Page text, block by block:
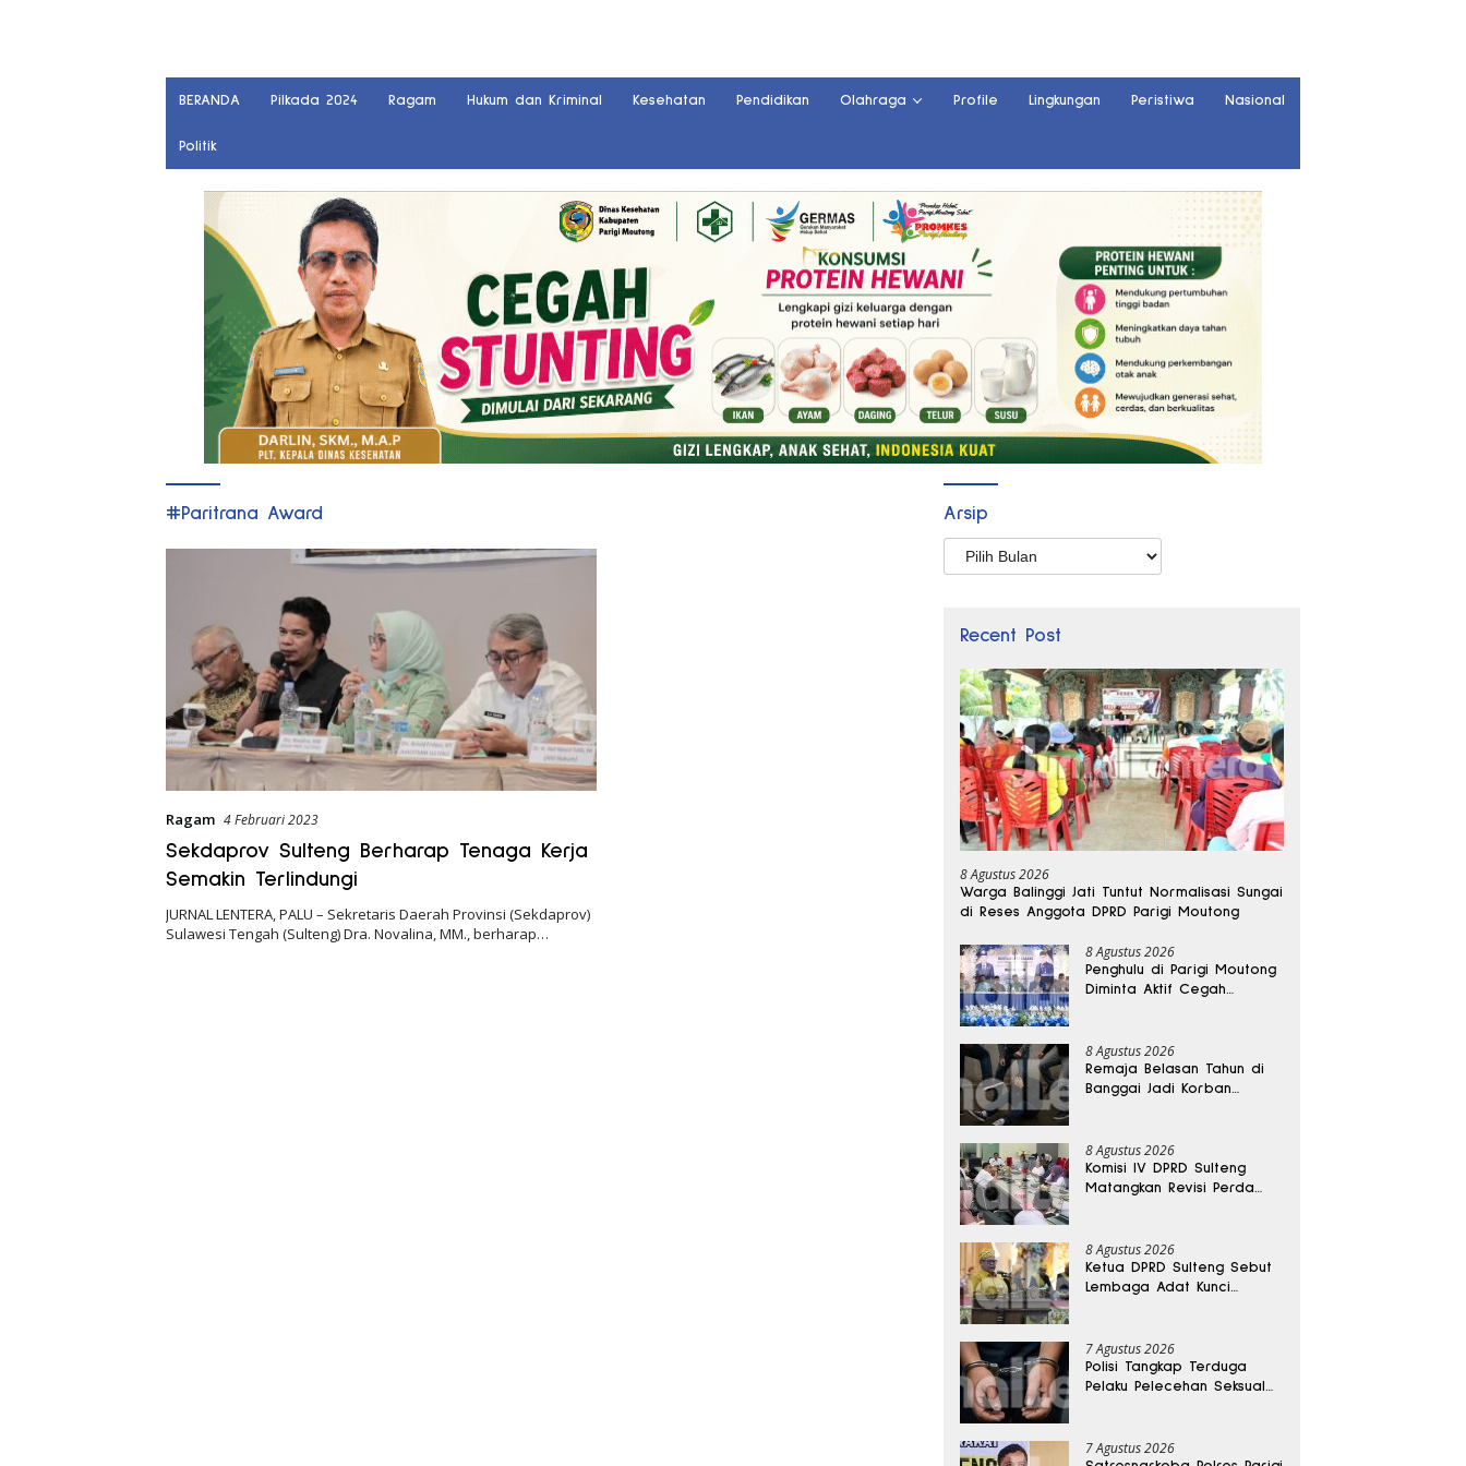
BERANDA Pilkada 2024 Ragam Hukum dan Kriminal Kesehatan Pendidikan Olahraga Profile Lingkungan Peristiwa Nasional
Politik
#Paritrana Award
Ragam 4 Februari 2023
Sekdaprov Sulteng Berharap Tenaga Kerja
Semakin Terlindungi
JURNAL LENTERA, PALU – Sekretaris Daerah Provinsi (Sekdaprov)
Sulawesi Tengah (Sulteng) Dra. Novalina, MM., berharap…
Arsip
Arsip
Recent Post
8 Agustus 2026
Warga Balinggi Jati Tuntut Normalisasi Sungai
di Reses Anggota DPRD Parigi Moutong
8 Agustus 2026
Penghulu di Parigi Moutong
Diminta Aktif Cegah
8 Agustus 2026
Remaja Belasan Tahun di
Banggai Jadi Korban
8 Agustus 2026
Komisi IV DPRD Sulteng
Matangkan Revisi Perda
8 Agustus 2026
Ketua DPRD Sulteng Sebut
Lembaga Adat Kunci
7 Agustus 2026
Polisi Tangkap Terduga
Pelaku Pelecehan Seksual
7 Agustus 2026